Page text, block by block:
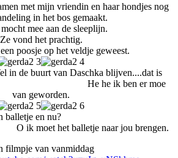
met mijn vriendin en haar hondjes nog
in het bos gemaakt.
mee aan de sleeplijn.
Ze vond het prachtig.
poosje op het veldje geweest.
van Daschka blijven....dat is
he ik ben er moe
van geworden.
balletje en nu?
balletje naar jou brengen.
filmpje van vanmiddag